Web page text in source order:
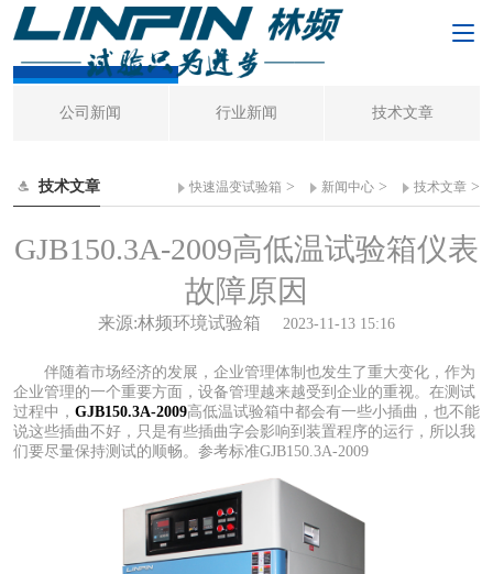
技术文章
公司新闻 行业新闻 技术文章
技术文章 快速温变试验箱 > 新闻中心 > 技术文章 >
GJB150.3A-2009高低温试验箱仪表
故障原因
来源:林频环境试验箱 2023-11-13 15:16
伴随着市场经济的发展，企业管理体制也发生了重大变化，作为
企业管理的一个重要方面，设备管理越来越受到企业的重视。在测试
过程中， GJB150.3A-2009高低温试验箱中都会有一些小插曲，也不能
说这些插曲不好，只是有些插曲字会影响到装置程序的运行，所以我
们要尽量保持测试的顺畅。参考标准GJB150.3A-2009